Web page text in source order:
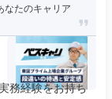
なたのキャリア
務経験をお持ち